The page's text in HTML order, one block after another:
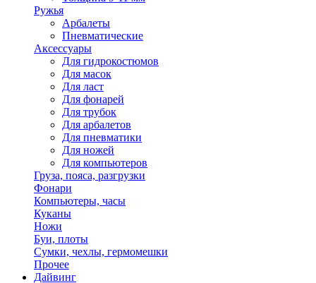
Ружья
Арбалеты
Пневматические
Аксессуары
Для гидрокостюмов
Для масок
Для ласт
Для фонарей
Для трубок
Для арбалетов
Для пневматики
Для ножей
Для компьютеров
Груза, пояса, разгрузки
Фонари
Компьютеры, часы
Куканы
Ножи
Буи, плоты
Сумки, чехлы, гермомешки
Прочее
Дайвинг